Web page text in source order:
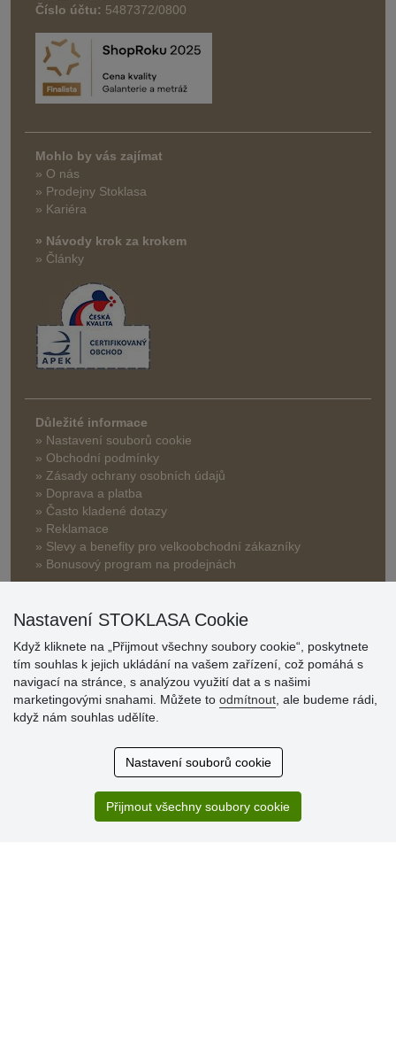
Číslo účtu: 5487372/0800
Mohlo by vás zajímat
» O nás
» Prodejny Stoklasa
» Kariéra
» Návody krok za krokem
» Články
Důležité informace
» Nastavení souborů cookie
» Obchodní podmínky
» Zásady ochrany osobních údajů
» Doprava a platba
» Často kladené dotazy
» Reklamace
» Slevy a benefity pro velkoobchodní zákazníky
» Bonusový program na prodejnách
Hodnocení
zákazníků
Super obchod, kvalitní zboží za slušné ceny. Vřele
Nastavení STOKLASA Cookie
Když kliknete na „Přijmout všechny soubory cookie“, poskytnete
tím souhlas k jejich ukládání na vašem zařízení, což pomáhá s
navigací na stránce, s analýzou využití dat a s našimi
marketingovými snahami. Můžete to odmítnout , ale budeme rádi,
když nám souhlas udělíte.
Nastavení souborů cookie
Přijmout všechny soubory cookie